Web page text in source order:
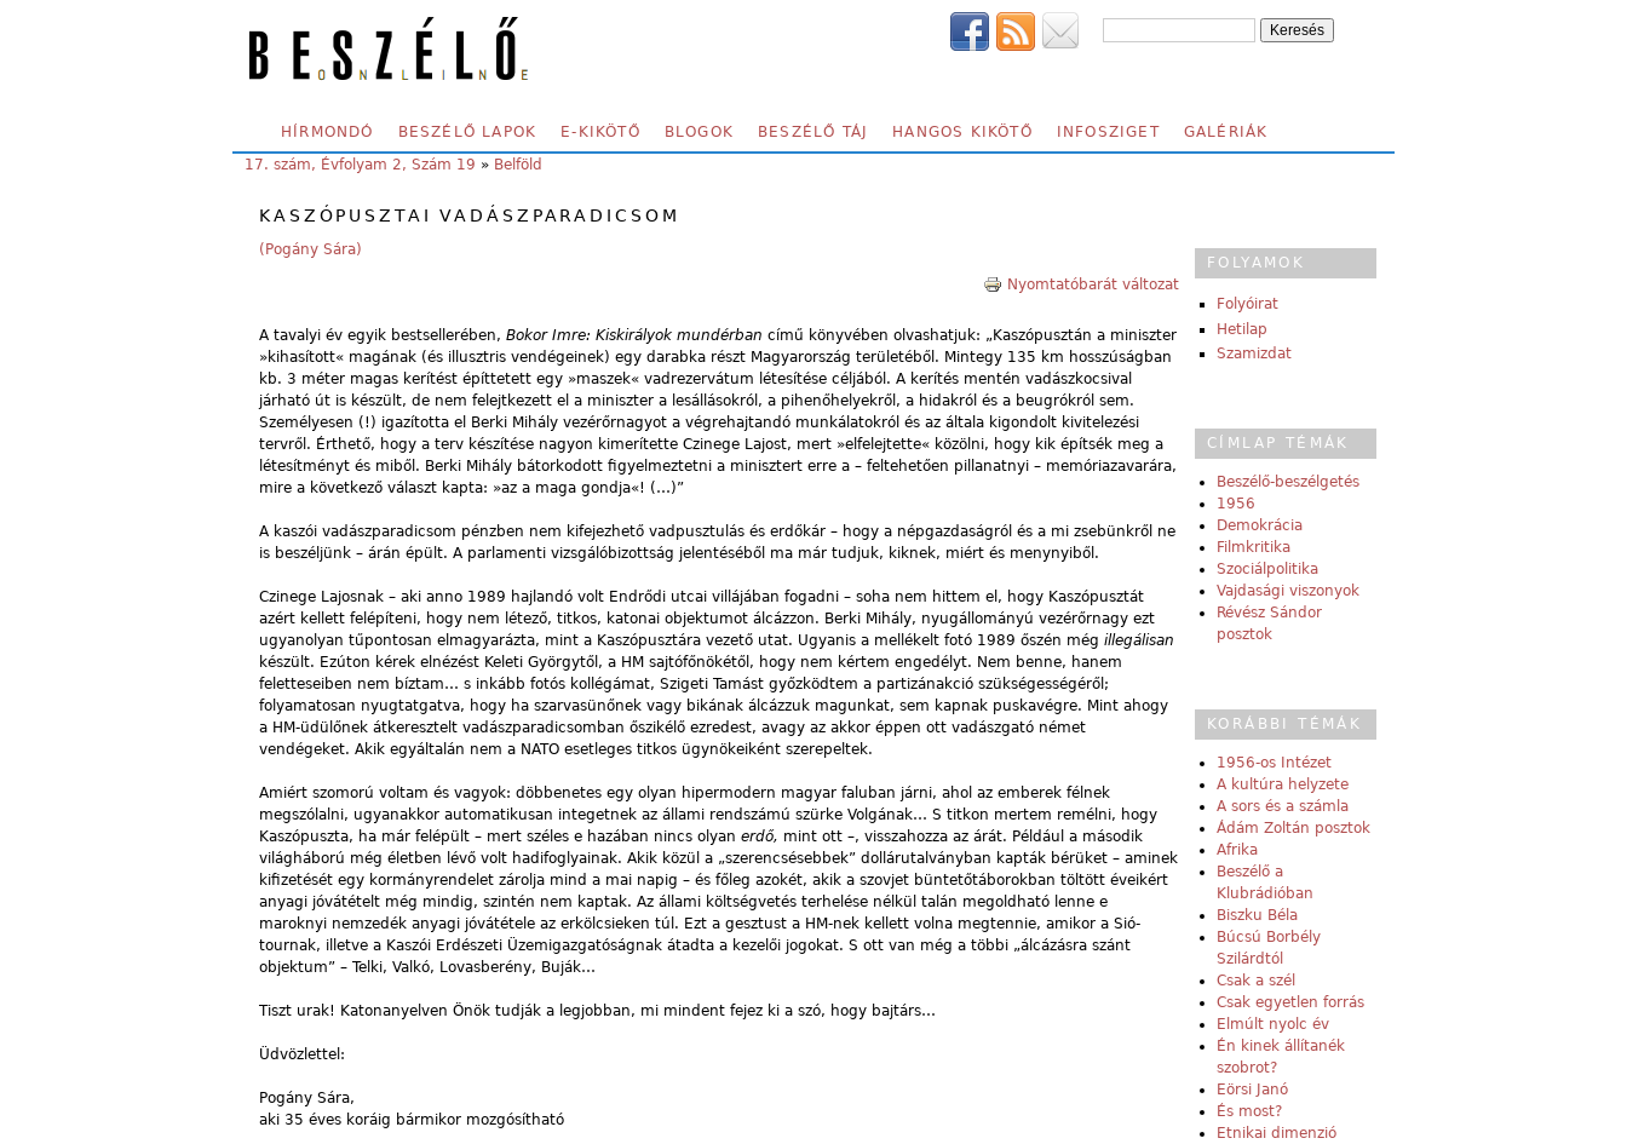
SECONDARY MENU
HÍRMONDÓ BESZÉLŐ LAPOK E-KIKÖTŐ BLOGOK BESZÉLŐ TÁJ HANGOS KIKÖTŐ INFOSZIGET GALÉRIÁK
YOU ARE HERE:
17. szám, Évfolyam 2, Szám 19 » Belföld
KASZÓPUSZTAI VADÁSZPARADICSOM
(Pogány Sára)
Nyomtatóbarát változat
A tavalyi év egyik bestsellerében, Bokor Imre: Kiskirályok mundérban című könyvében olvashatjuk: „Kaszópusztán a miniszter
»kihasított« magának (és illusztris vendégeinek) egy darabka részt Magyarország területéből. Mintegy 135 km hosszúságban
kb. 3 méter magas kerítést építtetett egy »maszek« vadrezervátum létesítése céljából. A kerítés mentén vadászkocsival
járható út is készült, de nem felejtkezett el a miniszter a lesállásokról, a pihenőhelyekről, a hidakról és a beugrókról sem.
Személyesen (!) igazította el Berki Mihály vezérőrnagyot a végrehajtandó munkálatokról és az általa kigondolt kivitelezési
tervről. Érthető, hogy a terv készítése nagyon kimerítette Czinege Lajost, mert »elfelejtette« közölni, hogy kik építsék meg a
létesítményt és miből. Berki Mihály bátorkodott figyelmeztetni a minisztert erre a – feltehetően pillanatnyi – memóriazavarára,
mire a következő választ kapta: »az a maga gondja«! (…)”
A kaszói vadászparadicsom pénzben nem kifejezhető vadpusztulás és erdőkár – hogy a népgazdaságról és a mi zsebünkről ne
is beszéljünk – árán épült. A parlamenti vizsgálóbizottság jelentéséből ma már tudjuk, kiknek, miért és menynyiből.
Czinege Lajosnak – aki anno 1989 hajlandó volt Endrődi utcai villájában fogadni – soha nem hittem el, hogy Kaszópusztát
azért kellett felépíteni, hogy nem létező, titkos, katonai objektumot álcázzon. Berki Mihály, nyugállományú vezérőrnagy ezt
ugyanolyan tűpontosan elmagyarázta, mint a Kaszópusztára vezető utat. Ugyanis a mellékelt fotó 1989 őszén még illegálisan
készült. Ezúton kérek elnézést Keleti Györgytől, a HM sajtófőnökétől, hogy nem kértem engedélyt. Nem benne, hanem
feletteseiben nem bíztam… s inkább fotós kollégámat, Szigeti Tamást győzködtem a partizánakció szükségességéről;
folyamatosan nyugtatgatva, hogy ha szarvasünőnek vagy bikának álcázzuk magunkat, sem kapnak puskavégre. Mint ahogy
a HM-üdülőnek átkeresztelt vadászparadicsomban őszikélő ezredest, avagy az akkor éppen ott vadászgató német
vendégeket. Akik egyáltalán nem a NATO esetleges titkos ügynökeiként szerepeltek.
Amiért szomorú voltam és vagyok: döbbenetes egy olyan hipermodern magyar faluban járni, ahol az emberek félnek
megszólalni, ugyanakkor automatikusan integetnek az állami rendszámú szürke Volgának… S titkon mertem remélni, hogy
Kaszópuszta, ha már felépült – mert széles e hazában nincs olyan erdő, mint ott –, visszahozza az árát. Például a második
világháború még életben lévő volt hadifoglyainak. Akik közül a „szerencsésebbek” dollárutalványban kapták bérüket – aminek
kifizetését egy kormányrendelet zárolja mind a mai napig – és főleg azokét, akik a szovjet büntetőtáborokban töltött éveikért
anyagi jóvátételt még mindig, szintén nem kaptak. Az állami költségvetés terhelése nélkül talán megoldható lenne e
maroknyi nemzedék anyagi jóvátétele az erkölcsieken túl. Ezt a gesztust a HM-nek kellett volna megtennie, amikor a Sió-
tournak, illetve a Kaszói Erdészeti Üzemigazgatóságnak átadta a kezelői jogokat. S ott van még a többi „álcázásra szánt
objektum” – Telki, Valkó, Lovasberény, Buják…
Tiszt urak! Katonanyelven Önök tudják a legjobban, mi mindent fejez ki a szó, hogy bajtárs…
Üdvözlettel:
Pogány Sára,
aki 35 éves koráig bármikor mozgósítható
FOLYAMOK
Folyóirat
Hetilap
Szamizdat
CÍMLAP TÉMÁK
Beszélő-beszélgetés
1956
Demokrácia
Filmkritika
Szociálpolitika
Vajdasági viszonyok
Révész Sándor
posztok
KORÁBBI TÉMÁK
1956-os Intézet
A kultúra helyzete
A sors és a számla
Ádám Zoltán posztok
Afrika
Beszélő a
Klubrádióban
Biszku Béla
Búcsú Borbély
Szilárdtól
Csak a szél
Csak egyetlen forrás
Elmúlt nyolc év
Én kinek állítanék
szobrot?
Eörsi Janó
És most?
Etnikai dimenzió